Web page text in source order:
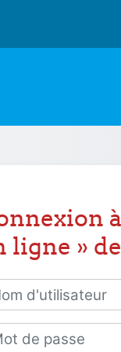
ligne »
d'utilisateur
de passe